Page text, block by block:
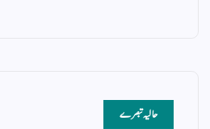
حالیہ تبصرے